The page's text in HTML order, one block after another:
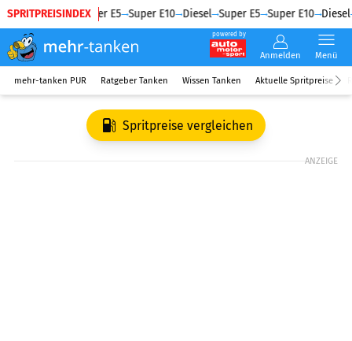
SPRITPREISINDEX
Diesel Super E5 Super E10 Diesel Super E5 Super E10 Diesel
powered by
Anmelden Menü
mehr-tanken PUR Ratgeber Tanken Wissen Tanken Aktuelle Spritpreise
Spritpreise vergleichen
ANZEIGE